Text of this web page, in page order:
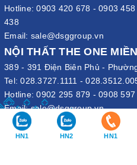
Hotline:0903 420 678 - 0903 458
438
Email: sale@dsggroup.vn
NỘI THẤT THE ONE
389 - 391 Điện Biên Phủ -
Tel:028.3727.1111 -
Hotline:0902 295 879 - 0908 597
Email:sale@dsggroup.vn
VĂN PHÒNG TẬP ĐOÀN
109 Trần Hưng Đạo - P. Cửa
HN1 HN2 HN1